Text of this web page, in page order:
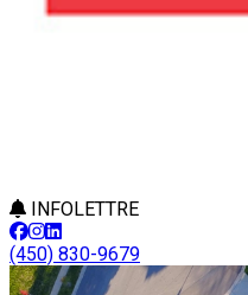
INFOLETTRE
(450) 830-9679